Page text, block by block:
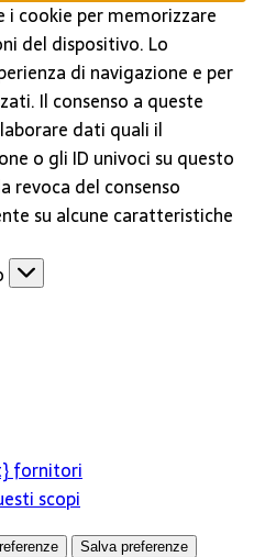
cookie per memorizzare
del dispositivo. Lo
di navigazione e per
Il consenso a queste
dati quali il
o gli ID univoci su questo
revoca del consenso
su alcune caratteristiche
fornitori
scopi
Salva preferenze